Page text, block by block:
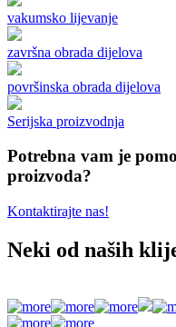
vakumsko lijevanje
završna obrada dijelova
površinska obrada dijelova
Serijska proizvodnja
Potrebna vam je
proizvoda?
Kontaktirajte nas!
Neki od naših